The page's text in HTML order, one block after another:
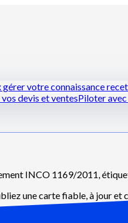
gérer votre connaissance
devis et ventesPiloter
INCO 1169/2011,
une carte fiable, à jour et